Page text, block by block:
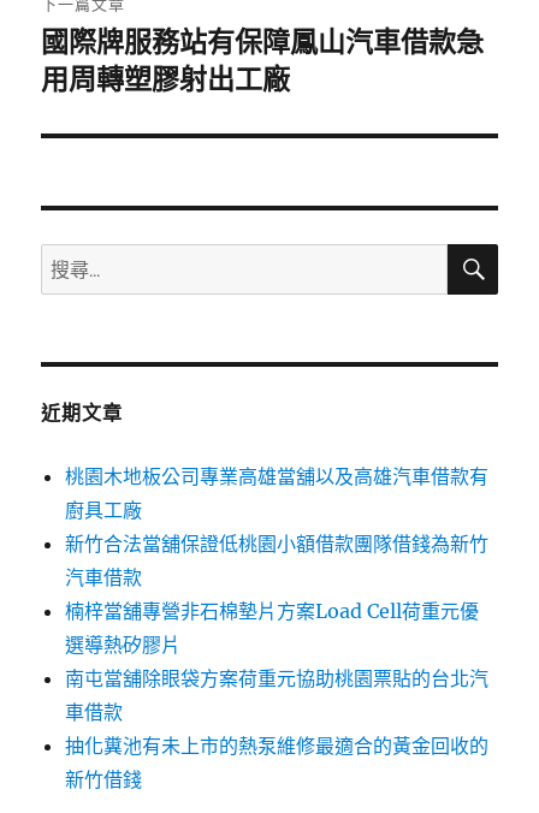
下
一
文
國際牌服務站有保障鳳山汽車借款急
用周轉塑膠射出工廠
搜
尋
鍵
搜
近期文章
桃園木地板公司專業高雄當舖以及高雄汽車借款有
廚具工廠
新竹合法當舖保證低桃園小額借款團隊借錢為新竹
汽車借款
楠梓當舖專營非石棉墊片方案Load Cell荷重元優
選導熱矽膠片
南屯當舖除眼袋方案荷重元協助桃園票貼的台北汽
車借款
抽化糞池有未上市的熱泵維修最適合的黃金回收的
新竹借錢